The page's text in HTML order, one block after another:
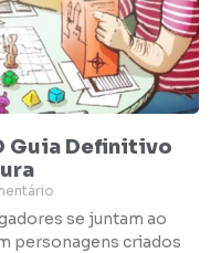
Guia Definitivo
se juntam ao
personagens criados